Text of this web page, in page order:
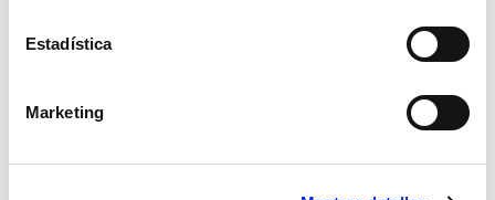
Estadística
Marketing